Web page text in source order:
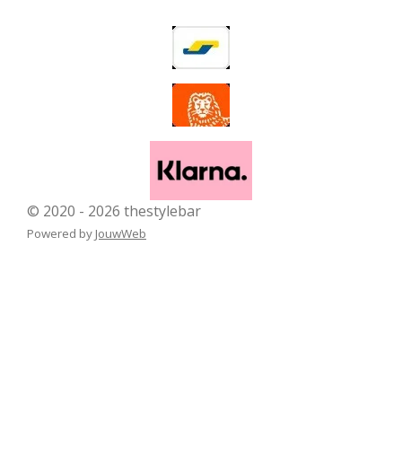
© 2020 - 2026 thestylebar
Powered by JouwWeb